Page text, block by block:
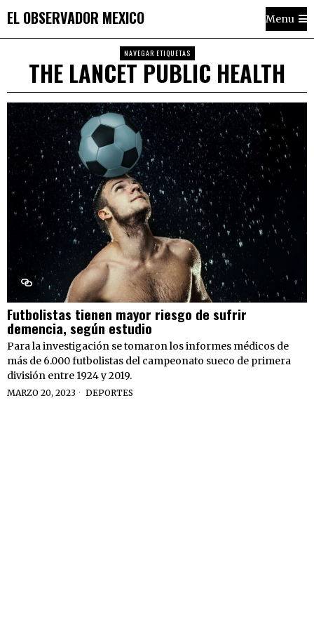
EL OBSERVADOR MEXICO Menu
NAVEGAR ETIQUETAS
THE LANCET PUBLIC HEALTH
Futbolistas tienen mayor riesgo de sufrir
demencia, según estudio
Para la investigación se tomaron los informes médicos de
más de 6.000 futbolistas del campeonato sueco de primera
división entre 1924 y 2019.
MARZO 20, 2023 DEPORTES